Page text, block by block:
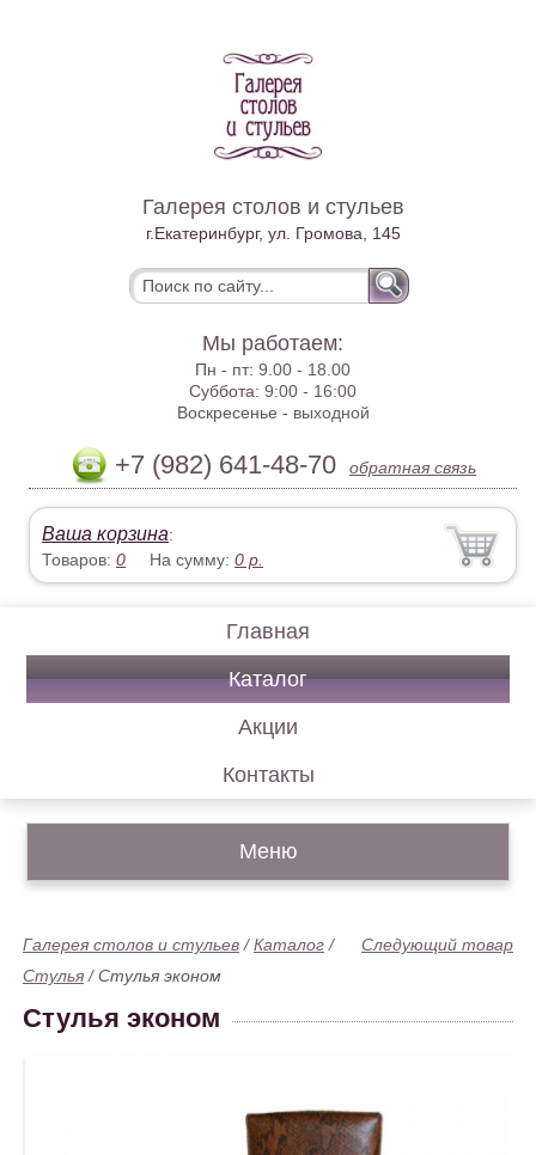
Галерея столов и стульев
г.Екатеринбург, ул. Громова, 145
Мы работаем:
Пн - пт:9.00 - 18.00
Суббота:9:00 - 16:00
Воскресенье - выходной
+7 (982) 641-48-70 обратная связь
Ваша корзина:
Товаров:0 На сумму:0 р.
Главная
Каталог
Акции
Контакты
Меню
Следующий товар
Галерея столов и стульев /Каталог /
Стулья /Стулья эконом
Стулья эконом